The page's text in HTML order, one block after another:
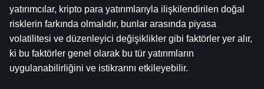
yatırımcılar, kripto para yatırımlarıyla ilişkilendirilen doğal
risklerin farkında olmalıdır, bunlar arasında piyasa
volatilitesi ve düzenleyici değişiklikler gibi faktörler yer alır,
ki bu faktörler genel olarak bu tür yatırımların
uygulanabilirliğini ve istikrarını etkileyebilir.